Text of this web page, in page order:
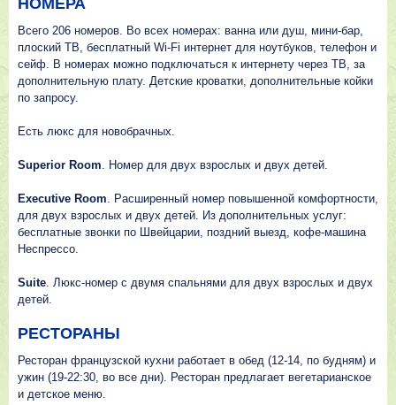
НОМЕРА
Всего 206 номеров. Во всех номерах: ванна или душ, мини-бар,
плоский ТВ, бесплатный Wi-Fi интернет для ноутбуков, телефон и
сейф. В номерах можно подключаться к интернету через ТВ, за
дополнительную плату. Детские кроватки, дополнительные койки
по запросу.
Есть люкс для новобрачных.
Superior Room. Номер для двух взрослых и двух детей.
Executive Room. Расширенный номер повышенной комфортности,
для двух взрослых и двух детей. Из дополнительных услуг:
бесплатные звонки по Швейцарии, поздний выезд, кофе-машина
Неспрессо.
Suite. Люкс-номер с двумя спальнями для двух взрослых и двух
детей.
РЕСТОРАНЫ
Ресторан французской кухни работает в обед (12-14, по будням) и
ужин (19-22:30, во все дни). Ресторан предлагает вегетарианское
и детское меню.